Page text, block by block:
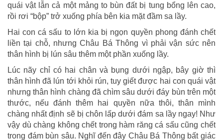
quái vật lẫn cả một mảng to bùn đất bị tung bổng lên cao,
rồi rơi “bộp” trở xuống phía bên kia mặt đầm sa lầy.
Hai con cá sấu to lớn kia bị ngọn quyền phong đánh chết
liền tại chỗ, nhưng Châu Bá Thông vì phải vận sức nên
thân hình bị lún sâu thêm một phần xuống lầy.
Lúc nãy chỉ có hai chân và bụng dưới ngập, bây giờ thì
thân hình đã lún tới khỏi rún, tuy giết được hai con quái vật
nhưng thân hình chàng đã chìm sâu dưới đáy bùn trên một
thước, nếu đánh thêm hai quyền nữa thôi, thân mình
chàng nhất định sẽ bị chôn lấp dưới đám sa lầy ngay! Như
vậy dù chàng không chết trong hàm răng cá sấu cũng chết
trong đám bùn sâu. Nghĩ đến đây Châu Bá Thông bất giác